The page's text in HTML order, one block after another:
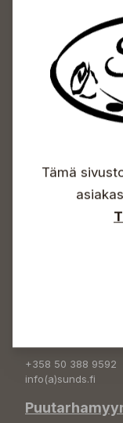
Sundin
Avoinna
Arkisin 09-18
Info & vaihde
+358 50 388 9592
info(a)sunds.fi
Tämä